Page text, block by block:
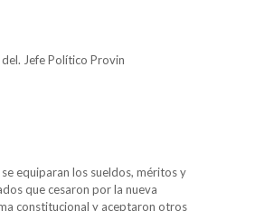
Jefe Político Provin
equiparan los sueldos, méritos y
que cesaron por la nueva
constitucional y aceptaron otros